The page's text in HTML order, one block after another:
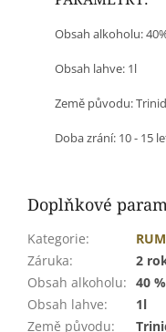
Obsah alkoholu:
Obsah lahve: 1l
Země původu:
Doba zrání: 10 - 15
Doplňkové
Kategorie:
Záruka:
2
Obsah alkoholu: 40
Obsah lahve:
1l
Země původu: